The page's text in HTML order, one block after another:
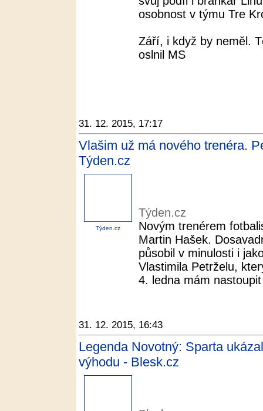
osobnost v týmu Tre
Září, i když by neměl.
oslnil MS
31. 12. 2015, 17:17
Vlašim už má nového trenéra.
Týden.cz
Týden.cz
Týden.cz
Novým trenérem
Martin Hašek.
působil v minulosti i
Vlastimila Petrželu,
4. ledna mám
31. 12. 2015, 16:43
Legenda Novotný: Sparta
výhodu - Blesk.cz